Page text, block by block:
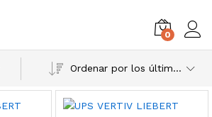
0
Ordenar por los últimos